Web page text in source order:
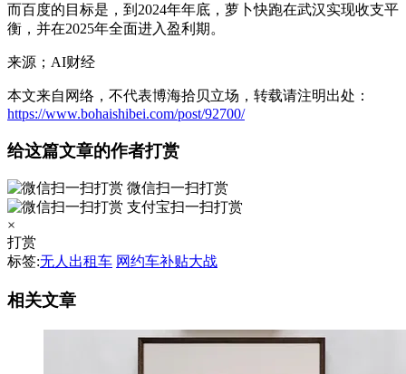
而百度的目标是，到2024年年底，萝卜快跑在武汉实现收支平
衡，并在2025年全面进入盈利期。
来源；AI财经
本文来自网络，不代表博海拾贝立场，转载请注明出处：
https://www.bohaishibei.com/post/92700/
给这篇文章的作者打赏
微信扫一扫打赏
支付宝扫一扫打赏
×
打赏
标签:无人出租车 网约车补贴大战
相关文章